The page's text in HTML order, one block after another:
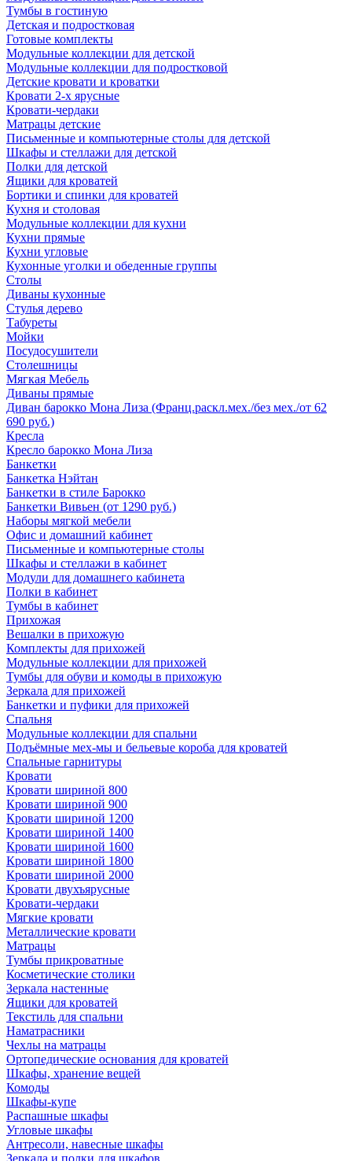
Тумбы в гостиную
Детская и подростковая
Готовые комплекты
Модульные коллекции для детской
Модульные коллекции для подростковой
Детские кровати и кроватки
Кровати 2-х ярусные
Кровати-чердаки
Матрацы детские
Письменные и компьютерные столы для детской
Шкафы и стеллажи для детской
Полки для детской
Ящики для кроватей
Бортики и спинки для кроватей
Кухня и столовая
Модульные коллекции для кухни
Кухни прямые
Кухни угловые
Кухонные уголки и обеденные группы
Столы
Диваны кухонные
Стулья дерево
Табуреты
Мойки
Посудосушители
Столешницы
Мягкая Мебель
Диваны прямые
Диван барокко Мона Лиза (Франц.раскл.мех./без мех./от 62
690 руб.)
Кресла
Кресло барокко Мона Лиза
Банкетки
Банкетка Нэйтан
Банкетки в стиле Барокко
Банкетки Вивьен (от 1290 руб.)
Наборы мягкой мебели
Офис и домашний кабинет
Письменные и компьютерные столы
Шкафы и стеллажи в кабинет
Модули для домашнего кабинета
Полки в кабинет
Тумбы в кабинет
Прихожая
Вешалки в прихожую
Комплекты для прихожей
Модульные коллекции для прихожей
Тумбы для обуви и комоды в прихожую
Зеркала для прихожей
Банкетки и пуфики для прихожей
Спальня
Модульные коллекции для спальни
Подъёмные мех-мы и бельевые короба для кроватей
Спальные гарнитуры
Кровати
Кровати шириной 800
Кровати шириной 900
Кровати шириной 1200
Кровати шириной 1400
Кровати шириной 1600
Кровати шириной 1800
Кровати шириной 2000
Кровати двухъярусные
Кровати-чердаки
Мягкие кровати
Металлические кровати
Матрацы
Тумбы прикроватные
Косметические столики
Зеркала настенные
Ящики для кроватей
Текстиль для спальни
Наматрасники
Чехлы на матрацы
Ортопедические основания для кроватей
Шкафы, хранение вещей
Комоды
Шкафы-купе
Распашные шкафы
Угловые шкафы
Антресоли, навесные шкафы
Зеркала и полки для шкафов